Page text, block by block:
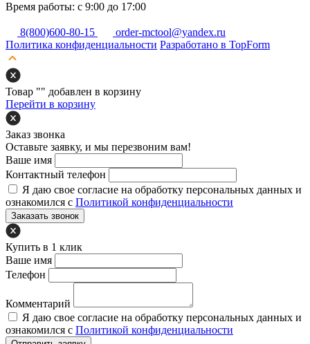
Время работы: с 9:00 до 17:00
8(800)600-80-15
order-mctool@yandex.ru
Политика конфиденциальности Разработано в TopForm
Товар "" добавлен в корзину
Перейти в корзину
Заказ звонка
Оставьте заявку, и мы перезвоним вам!
Ваше имя
Контактный телефон
Я даю свое согласие на обработку персональных данных и
ознакомился с Политикой конфиденциальности
Заказать звонок
Купить в 1 клик
Ваше имя
Телефон
Комментарий
Я даю свое согласие на обработку персональных данных и
ознакомился с Политикой конфиденциальности